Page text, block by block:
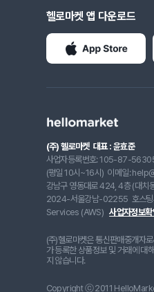
헬로마켓 앱 다운로드
(주) 헬로마켓 대표 : 윤효준
사업자등록번호: 105-87-
(평일 10시~16시) 이메일:
강남구 영동대로 424, 4층 (대치
2024-서울강남-02255 호스
Services (AWS) 사업자정보확
(주)헬로마켓은 통신판매중개자
가 등록한 상품정보 및 거래에 대
지 않습니다.
Copyright ⓒ 2011